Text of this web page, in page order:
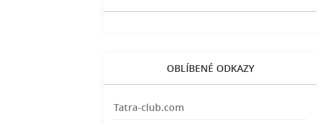
OBLÍBENÉ ODKAZY
Tatra-club.com